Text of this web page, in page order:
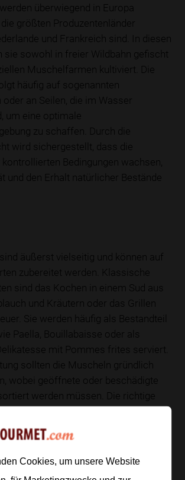
überwiegend in Europa
größten Produzentenländer
und Frankreich sind. In diesen
sie sowohl in freier Wildbahn gefischt
Muschelfarmen kultiviert. Die
häufig auf sogenannten
an Seilen, die im Wasser
um eine optimale
zu schaffen. Durch die
wird sichergestellt, dass die
Bedingungen wachsen,
und den Erhalt natürlicher Bestände
äußerst vielseitig und können auf
zubereitet werden. Klassische
sind das Kochen in einem Sud aus
und Kräutern oder das Grillen
Sie werden häufig als Bestandteil
Paella, Bouillabaisse oder als
mit Pommes frites serviert.
sollten die Muscheln gründlich
wobei geöffnete oder beschädigte
werden müssen. Die richtige
um den vollen
Muscheln zu genießen.
Cookies, um unsere Website